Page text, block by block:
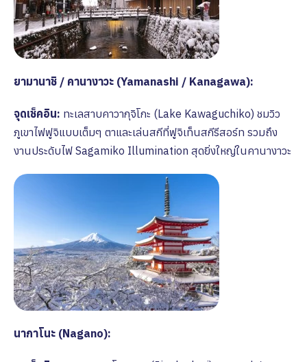
ยามานาชิ / คานางาวะ (Yamanashi / Kanagawa):
จุดเช็คอิน: ทะเลสาบคาวากุจิโกะ (Lake Kawaguchiko) ชมวิว
ภูเขาไฟฟูจิแบบเต็มๆ ตาและเล่นสกีที่ฟูจิเท็นสกีรีสอร์ท รวมถึง
งานประดับไฟ Sagamiko Illumination สุดยิ่งใหญ่ในคานางาวะ
นากาโนะ (Nagano):